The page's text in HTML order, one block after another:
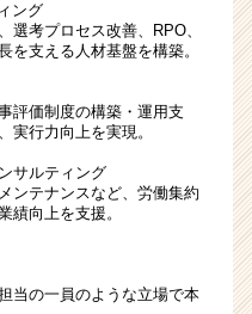
ング
選考プロセス改善、RPO、
を支える人材基盤を構築。
評価制度の構築・運用支
実行力向上を実現。
サルティング
ンテナンスなど、労働集約
績向上を支援。
当の一員のような立場で本